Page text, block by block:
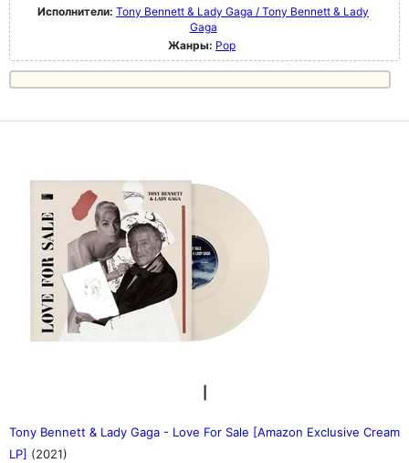
Исполнители: Tony Bennett & Lady Gaga / Tony Bennett & Lady
Gaga
Жанры: Pop
Tony Bennett & Lady Gaga - Love For Sale [Amazon Exclusive Cream
LP] (2021)